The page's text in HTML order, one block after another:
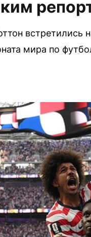
встретились
мира по